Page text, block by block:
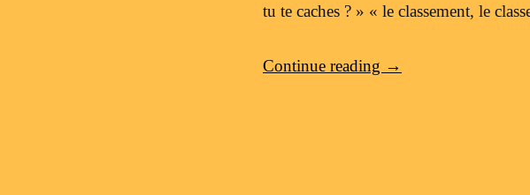
tu te caches ? » « le classement, le
Continue reading →